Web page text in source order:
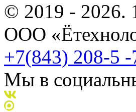
© 2019 - 2026.
ООО
+7(843) 208-5 -
Мы в